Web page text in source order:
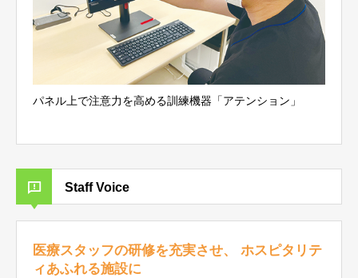
パネル上で注意力を高める訓練機器「アテンション」
Staff Voice
医療スタッフの研修を充実させ、 ホスピタリテ
ィあふれる施設に